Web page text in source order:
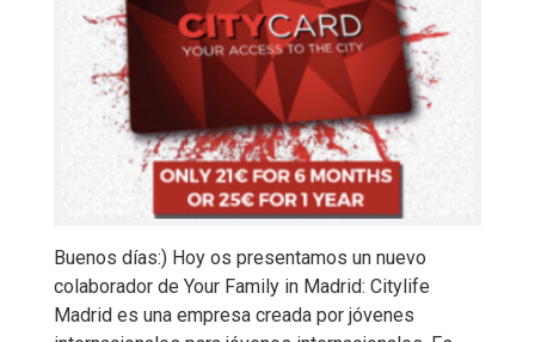
Buenos días:) Hoy os presentamos un nuevo
colaborador de Your Family in Madrid: Citylife
Madrid es una empresa creada por jóvenes